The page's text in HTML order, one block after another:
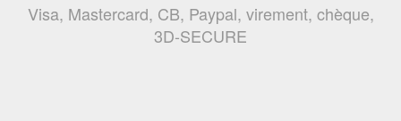
Visa, Mastercard, CB, Paypal, virement, chèque,
3D-SECURE